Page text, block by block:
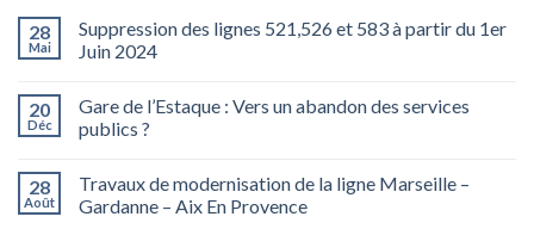
28
Mai
Suppression des lignes 521,526 et 583 à partir du 1er
Juin 2024
20
Déc
Gare de l’Estaque : Vers un abandon des services
publics ?
28
Août
Travaux de modernisation de la ligne Marseille –
Gardanne – Aix En Provence